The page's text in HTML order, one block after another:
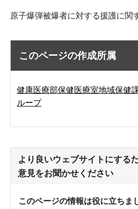
原子爆弾被爆者に対する援護に関
このページの作成所属
健康医療部保健医療室地域保健
ループ
より良いウェブサイトにする
意見をお聞かせください
このページの情報は役に立ちま